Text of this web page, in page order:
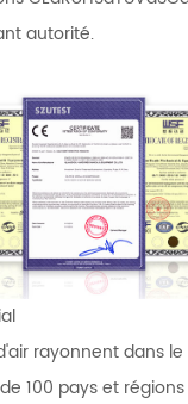
autorité.
rayonnent dans
100 pays et